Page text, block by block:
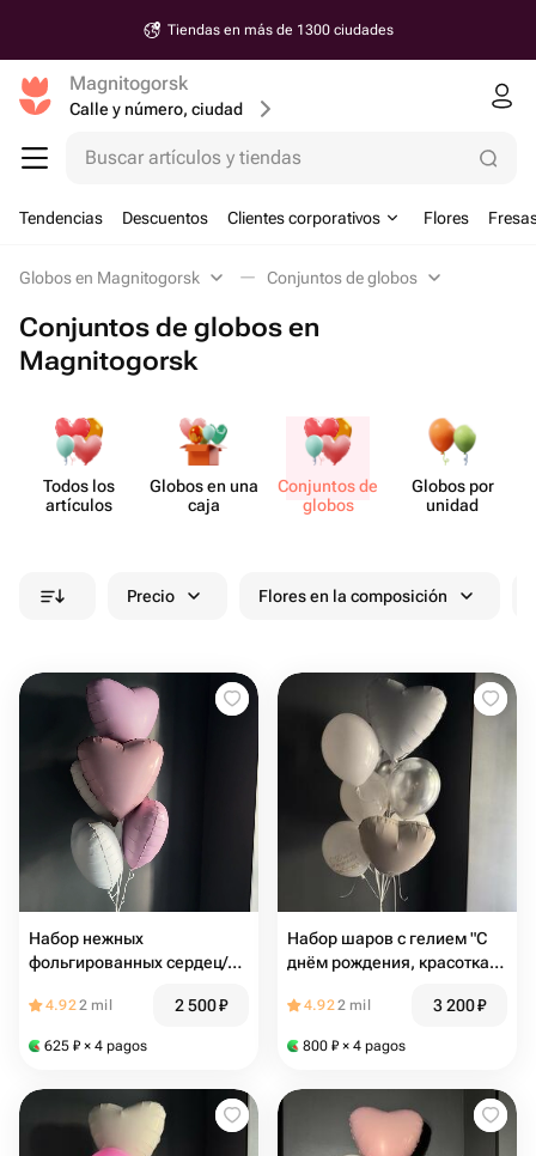
Tiendas en más de 1300 ciudades
Magnitogorsk
Calle y número, ciudad
Buscar artículos y tiendas
Tendencias Descuentos Clientes corporativos Flores
Globos en Magnitogorsk Conjuntos de globos
Conjuntos de globos en
Magnitogorsk
Todos los
artículos
Globos en una
caja
Conjuntos de
globos
Globos por
unidad
Precio Flores en la composición
Набор нежных
фольгированных сердец/
Магнитогорск/Доставка
4.922 mil 2 500₽
625 ₽ × 4 pagos
Набор шаров с гелием "С
днём рождения, красотка" /
Магнитогорск/Доставка
4.922 mil 3 200₽
800 ₽ × 4 pagos